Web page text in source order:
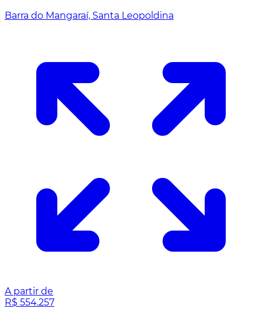
Barra do Mangaraí, Santa Leopoldina
A partir de
R$ 554.257